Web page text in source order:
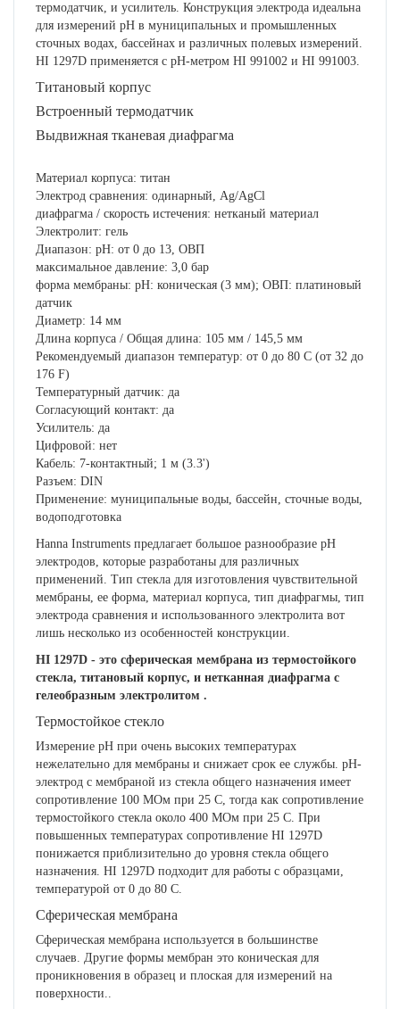
термодатчик, и усилитель. Конструкция электрода идеальна
для измерений рН в муниципальных и промышленных
сточных водах, бассейнах и различных полевых измерений.
HI 1297D применяется с рН-метром HI 991002 и HI 991003.
Титановый корпус
Встроенный термодатчик
Выдвижная тканевая диафрагма
Материал корпуса: титан
Электрод сравнения: одинарный, Ag/AgCl
диафрагма / скорость истечения: нетканый материал
Электролит: гель
Диапазон: pH: от 0 до 13, ОВП
максимальное давление: 3,0 бар
форма мембраны: pH: коническая (3 мм); ОВП: платиновый
датчик
Диаметр: 14 мм
Длина корпуса / Общая длина: 105 мм / 145,5 мм
Рекомендуемый диапазон температур: от 0 до 80 C (от 32 до
176 F)
Температурный датчик: да
Согласующий контакт: да
Усилитель: да
Цифровой: нет
Кабель: 7-контактный; 1 м (3.3')
Разъем: DIN
Применение: муниципальные воды, бассейн, сточные воды,
водоподготовка
Hanna Instruments предлагает большое разнообразие рН
электродов, которые разработаны для различных
применений. Тип стекла для изготовления чувствительной
мембраны, ее форма, материал корпуса, тип диафрагмы, тип
электрода сравнения и использованного электролита вот
лишь несколько из особенностей конструкции.
HI 1297D - это сферическая мембрана из термостойкого
стекла, титановый корпус, и нетканная диафрагма с
гелеобразным электролитом .
Термостойкое стекло
Измерение рН при очень высоких температурах
нежелательно для мембраны и снижает срок ее службы. рН-
электрод с мембраной из стекла общего назначения имеет
сопротивление 100 МОм при 25 C, тогда как сопротивление
термостойкого стекла около 400 МОм при 25 C. При
повышенных температурах сопротивление HI 1297D
понижается приблизительно до уровня стекла общего
назначения. HI 1297D подходит для работы с образцами,
температурой от 0 до 80 C.
Сферическая мембрана
Сферическая мембрана используется в большинстве
случаев. Другие формы мембран это коническая для
проникновения в образец и плоская для измерений на
поверхности..